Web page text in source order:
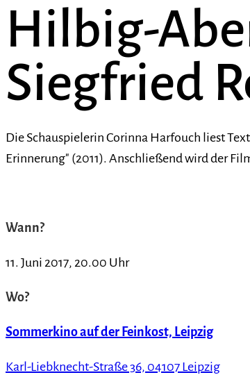
Hilbig-
Siegfried
Die Schauspielerin Corinna Harfouch liest
Erinnerung" (2011). Anschließend wird der
Wann?
11. Juni 2017, 20.00 Uhr
Wo?
Sommerkino auf der Feinkost, Leipzig
Karl-Liebknecht-Straße 36, 04107 Leipzig